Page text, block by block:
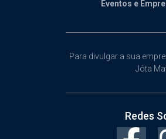
Eventos e
Para divulgar a sua
Jóta
Redes